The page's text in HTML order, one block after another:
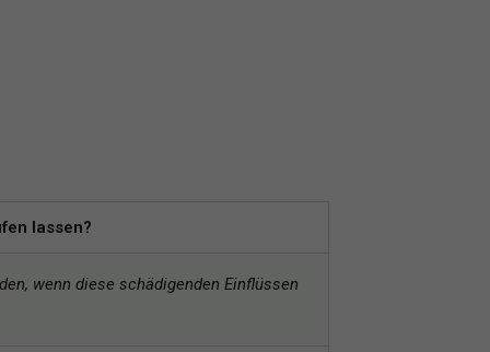
lassen?
wenn diese schädigenden Einflüssen